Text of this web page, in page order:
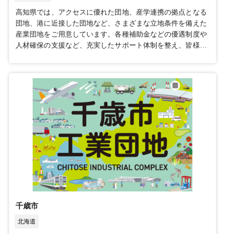
高知県では、アクセスに優れた団地、産学連携の拠点となる
団地、港に近接した団地など、さまざまな立地条件を備えた
産業団地をご用意しています。各種補助金などの優遇制度や
人材確保の支援など、充実したサポート体制を整え、皆様の
千歳市
北海道